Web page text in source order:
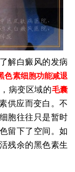
解白癜风的发病
色素细胞功能减退
病变区域的毛囊
供应而变白。不
胞往往只是暂时
留下了空间。如
残余的黑色素生